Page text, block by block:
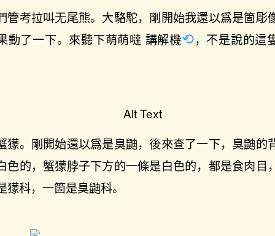
管考拉叫无尾熊。大駱駝，剛開始我還以爲是箇彫
動了一下。來聽下萌萌噠 講解機
，不是說的這
獴。剛開始還以爲是臭鼬，後來查了一下，臭鼬的
色的，蟹獴脖子下方的一條是白色的，都是食肉目
獴科，一箇是臭鼬科。